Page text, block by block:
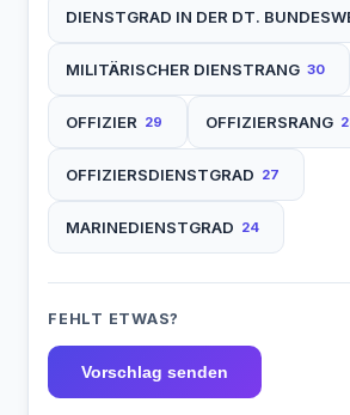
DIENSTGRAD IN DER DT.
MILITÄRISCHER DIENSTRANG 30
OFFIZIER 29 OFFIZIERSRANG
OFFIZIERSDIENSTGRAD 27
MARINEDIENSTGRAD 24
FEHLT ETWAS?
Vorschlag senden